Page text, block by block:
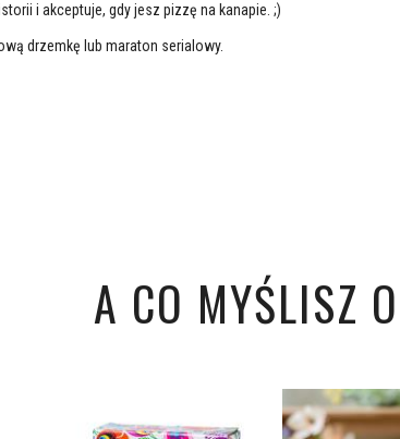
i akceptuje, gdy jesz pizzę na kanapie. ;)
drzemkę lub maraton serialowy.
A CO MYŚLISZ